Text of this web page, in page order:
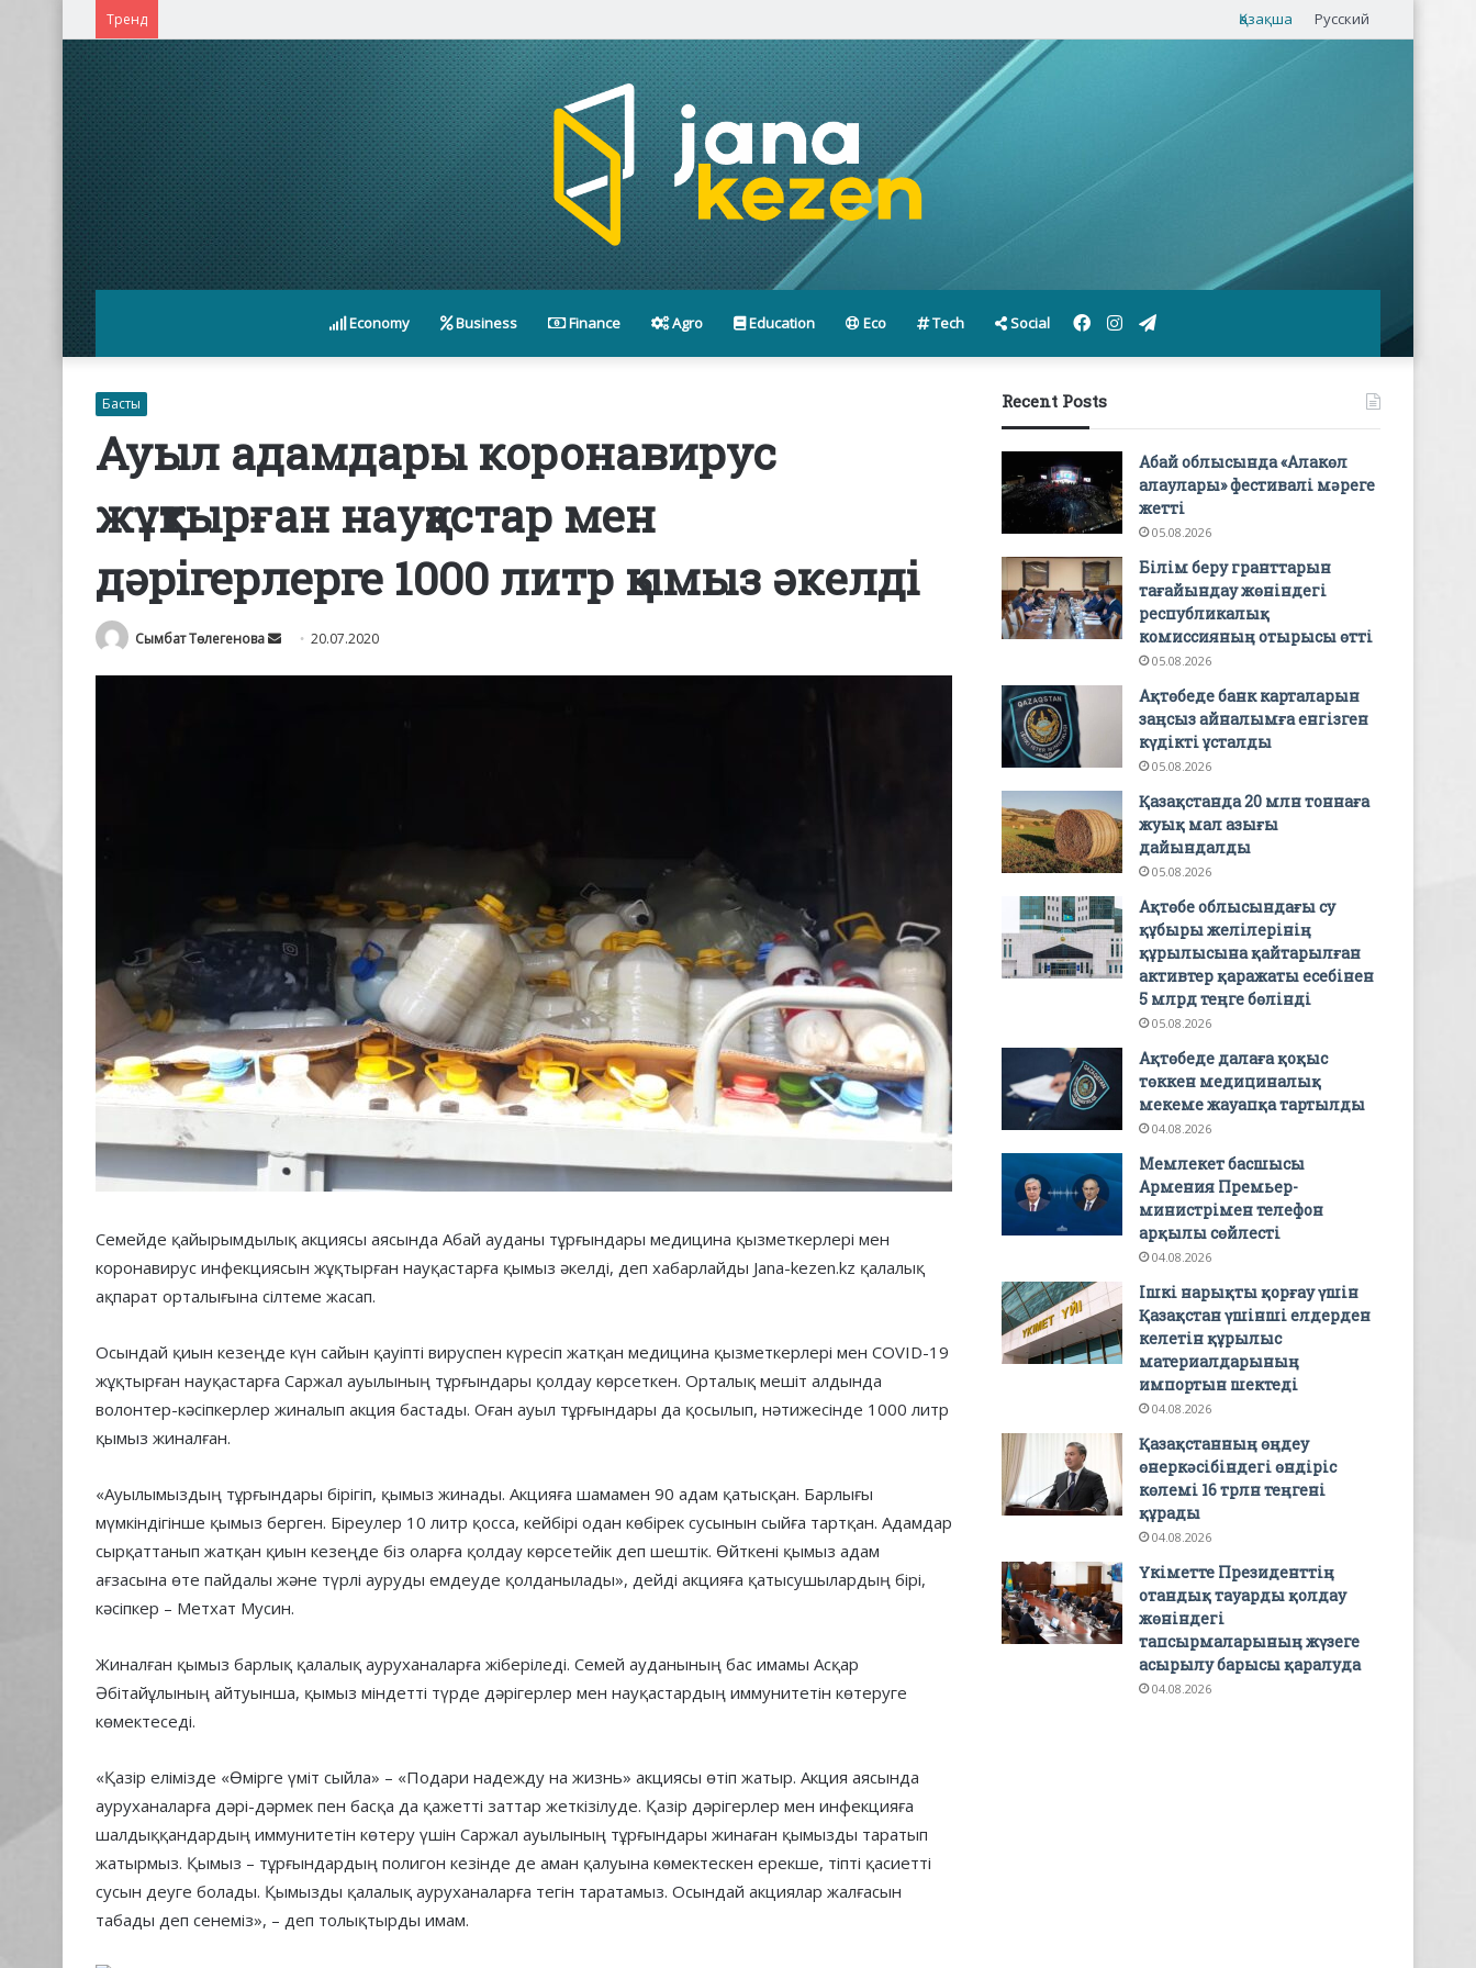
Тренд Қазақша Русский
Economy Business Finance Agro Education Eco Tech Social Telegram
Instagram
Facebook
Басты
Ауыл адамдары коронавирус
жұқтырған науқастар мен
дәрігерлерге 1000 литр қымыз әкелді
Сымбат Төлегенова
Send 20.07.2020
Семейде қайырымдылық акциясы аясында Абай ауданы тұрғындары медицина қызметкерлері мен
коронавирус инфекциясын жұқтырған науқастарға қымыз әкелді, деп хабарлайды Jana-kezen.kz қалалық
ақпарат орталығына сілтеме жасап.
Осындай қиын кезеңде күн сайын қауіпті вируспен күресіп жатқан медицина қызметкерлері мен COVID-19
жұқтырған науқастарға Саржал ауылының тұрғындары қолдау көрсеткен. Орталық мешіт алдында
волонтер-кәсіпкерлер жиналып акция бастады. Оған ауыл тұрғындары да қосылып, нәтижесінде 1000 литр
қымыз жиналған.
«Ауылымыздың тұрғындары бірігіп, қымыз жинады. Акцияға шамамен 90 адам қатысқан. Барлығы
мүмкіндігінше қымыз берген. Біреулер 10 литр қосса, кейбірі одан көбірек сусынын сыйға тартқан. Адамдар
сырқаттанып жатқан қиын кезеңде біз оларға қолдау көрсетейік деп шештік. Өйткені қымыз адам
ағзасына өте пайдалы және түрлі ауруды емдеуде қолданылады», дейді акцияға қатысушылардың бірі,
кәсіпкер – Метхат Мусин.
Жиналған қымыз барлық қалалық ауруханаларға жіберіледі. Семей ауданының бас имамы Асқар
Әбітайұлының айтуынша, қымыз міндетті түрде дәрігерлер мен науқастардың иммунитетін көтеруге
көмектеседі.
«Қазір елімізде «Өмірге үміт сыйла» – «Подари надежду на жизнь» акциясы өтіп жатыр. Акция аясында
ауруханаларға дәрі-дәрмек пен басқа да қажетті заттар жеткізілуде. Қазір дәрігерлер мен инфекцияға
шалдыққандардың иммунитетін көтеру үшін Саржал ауылының тұрғындары жинаған қымызды таратып
жатырмыз. Қымыз – тұрғындардың полигон кезінде де аман қалуына көмектескен ерекше, тіпті қасиетті
сусын деуге болады. Қымызды қалалық ауруханаларға тегін таратамыз. Осындай акциялар жалғасын
табады деп сенеміз», – деп толықтырды имам.
Recent Posts
Абай облысында «Алакөл
алаулары» фестивалі мәреге
жетті
05.08.2026
Білім беру гранттарын
тағайындау жөніндегі
республикалық
комиссияның отырысы өтті
05.08.2026
Ақтөбеде банк карталарын
заңсыз айналымға енгізген
күдікті ұсталды
05.08.2026
Қазақстанда 20 млн тоннаға
жуық мал азығы
дайындалды
05.08.2026
Ақтөбе облысындағы су
құбыры желілерінің
құрылысына қайтарылған
активтер қаражаты есебінен
5 млрд теңге бөлінді
05.08.2026
Ақтөбеде далаға қоқыс
төккен медициналық
мекеме жауапқа тартылды
04.08.2026
Мемлекет басшысы
Армения Премьер-
министрімен телефон
арқылы сөйлесті
04.08.2026
Ішкі нарықты қорғау үшін
Қазақстан үшінші елдерден
келетін құрылыс
материалдарының
импортын шектеді
04.08.2026
Қазақстанның өңдеу
өнеркәсібіндегі өндіріс
көлемі 16 трлн теңгені
құрады
04.08.2026
Үкіметте Президенттің
отандық тауарды қолдау
жөніндегі
тапсырмаларының жүзеге
асырылу барысы қаралуда
04.08.2026